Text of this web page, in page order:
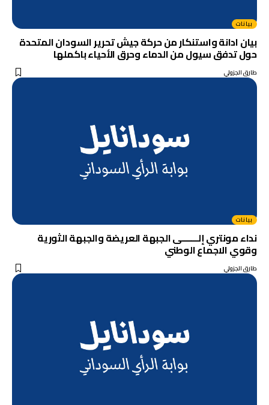
بيانات
بيان ادانة واستنكار من حركة جيش تحرير السودان المتحدة
حول تدفق سيول من الدماء وحرق الأحياء باكملها
طارق الجزولي
بيانات
نداء مونتري إلـــــــى الجبهة العريضة والجبهة الثورية
وقوي الاجماع الوطني
طارق الجزولي